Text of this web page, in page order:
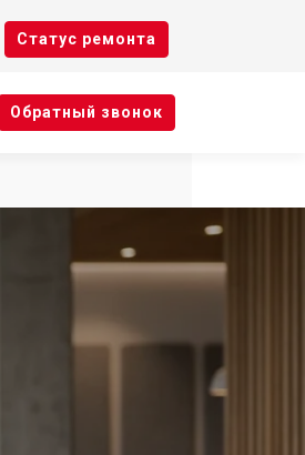
Cтатус ремонта
Oбратный звонок